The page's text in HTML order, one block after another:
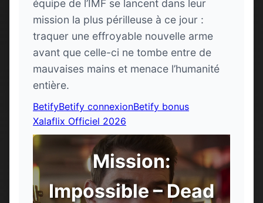
équipe de l’IMF se lancent dans leur
mission la plus périlleuse à ce jour :
traquer une effroyable nouvelle arme
avant que celle-ci ne tombe entre de
mauvaises mains et menace l’humanité
entière.
BetifyBetify connexionBetify bonus
Xalaflix Officiel 2026
Mission:
Impossible – Dead